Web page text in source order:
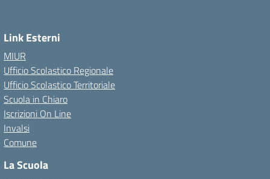
Link Esterni
MIUR
Ufficio Scolastico Regionale
Ufficio Scolastico Territoriale
Scuola in Chiaro
Iscrizioni On Line
Invalsi
Comune
La Scuola